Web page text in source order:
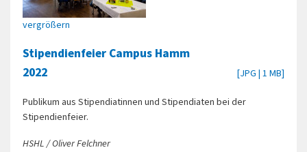
vergrößern
Stipendienfeier Campus Hamm
2022
[JPG | 1 MB]
Publikum aus Stipendiatinnen und Stipendiaten bei der
Stipendienfeier.
HSHL / Oliver Felchner